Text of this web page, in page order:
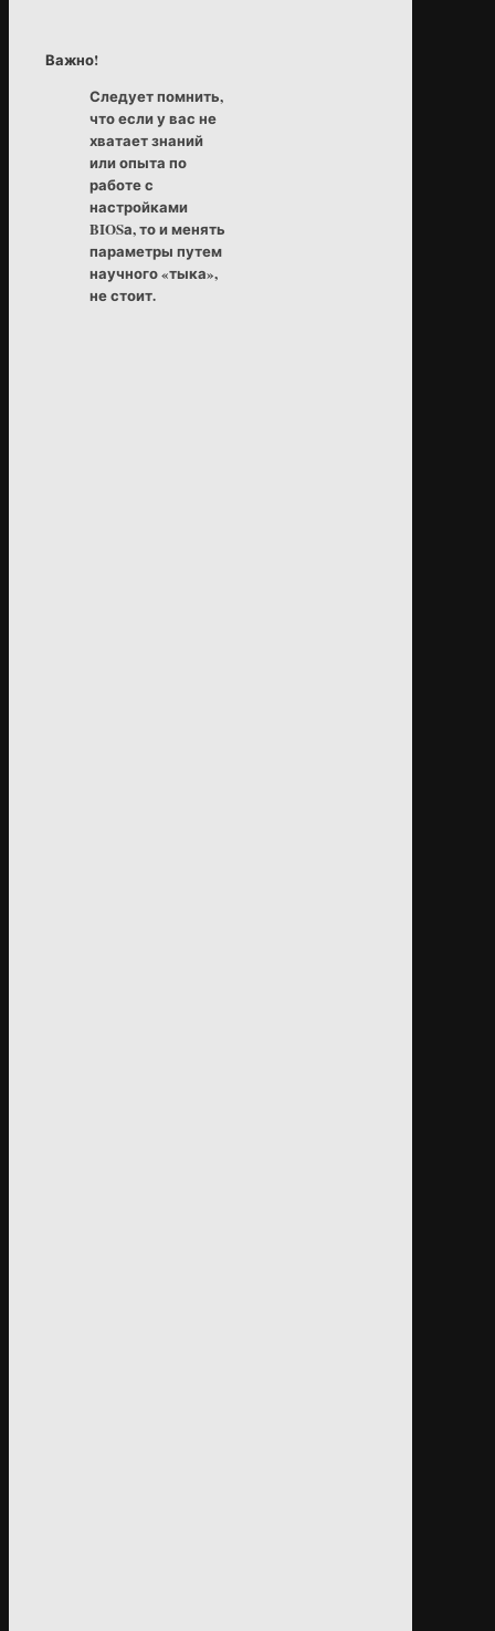
Важно!
Следует помнить,
что если у вас не
хватает знаний
или опыта по
работе с
настройками
BIOSа, то и менять
параметры путем
научного «тыка»,
не стоит.